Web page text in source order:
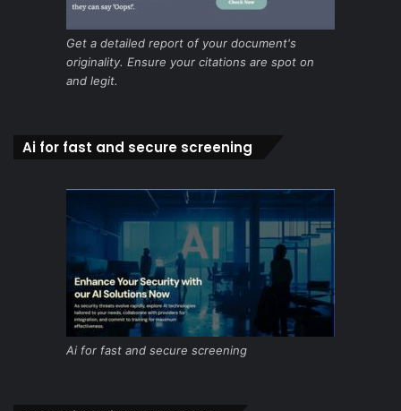
Get a detailed report of your document's
originality. Ensure your citations are spot on
and legit.
Ai for fast and secure screening
Ai for fast and secure screening